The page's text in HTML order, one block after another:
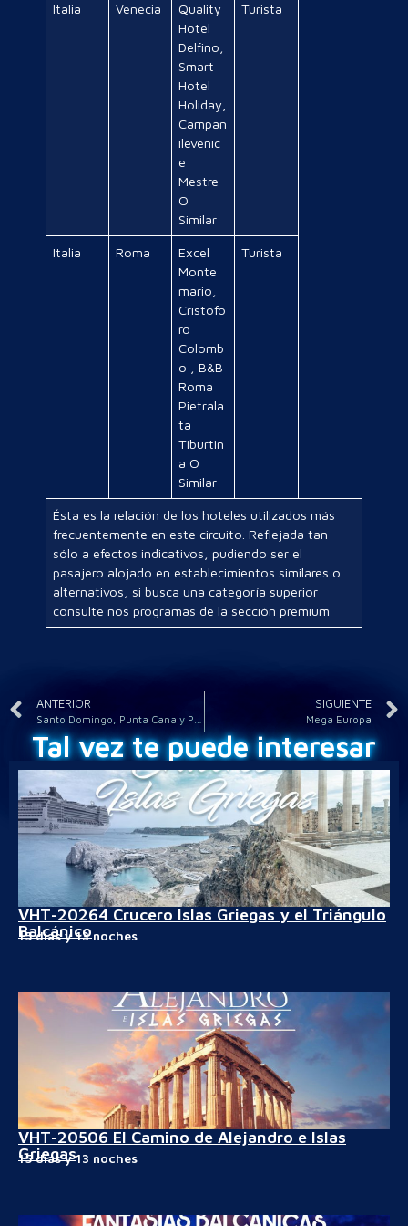
Italia Venecia
Quality
Hotel
Delfino,
Smart
Hotel
Holiday,
Campan
ilevenic
e
Mestre
O
Similar
Turista
Italia Roma
Excel
Monte
mario,
Cristofo
ro
Colomb
o , B&B
Roma
Pietrala
ta
Tiburtin
a O
Similar
Turista
Ésta es la relación de los hoteles utilizados más
frecuentemente en este circuito. Reflejada tan
sólo a efectos indicativos, pudiendo ser el
pasajero alojado en establecimientos similares o
alternativos, si busca una categoría superior
consulte nos programas de la sección premium
ANTERIOR SIGUIENTE
Mega Europa
Tal vez te puede interesar
VHT-20264 Crucero Islas Griegas y el Triángulo
Balcánico
15 días y 13 noches
VHT-20506 El Camino de Alejandro e Islas
Griegas
15 días y 13 noches